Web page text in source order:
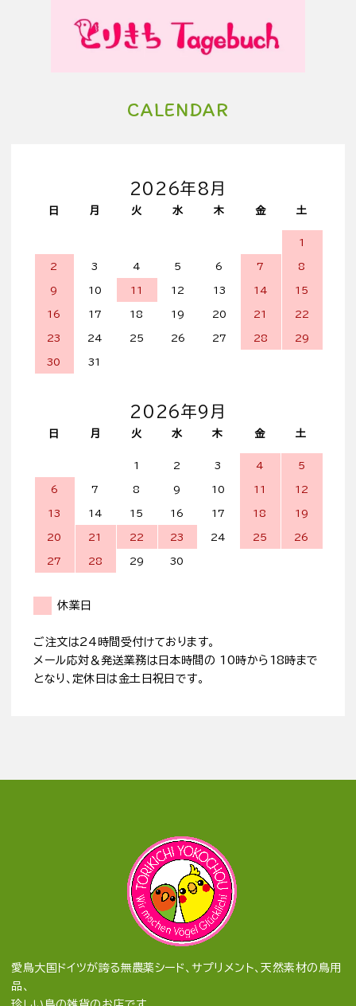
CALENDAR
2026年8月
日 月 火 水 木 金 土
1
2 3 4 5 6 7 8
9 10 11 12 13 14 15
16 17 18 19 20 21 22
23 24 25 26 27 28 29
30 31
2026年9月
日 月 火 水 木 金 土
1 2 3 4 5
6 7 8 9 10 11 12
13 14 15 16 17 18 19
20 21 22 23 24 25 26
27 28 29 30
休業日
ご注文は24時間受付けております。
メール応対＆発送業務は日本時間の 10時から18時まで
となり、定休日は金土日祝日です。
愛鳥大国ドイツが誇る無農薬シード、サプリメント、天然素材の鳥用
品、